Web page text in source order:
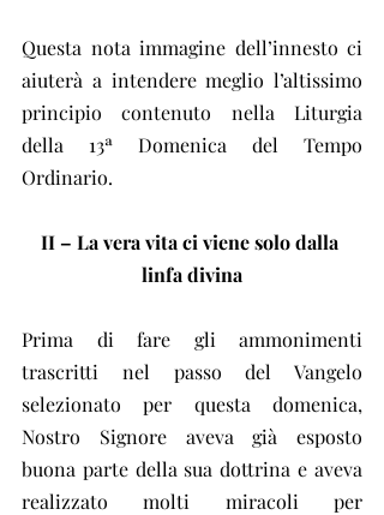
Questa nota immagine dell’innesto ci
aiuterà a intendere meglio l’altissimo
principio contenuto nella Liturgia
della 13ª Domenica del Tempo
Ordinario.
II – La vera vita ci viene solo dalla
linfa divina
Prima di fare gli ammonimenti
trascritti nel passo del Vangelo
selezionato per questa domenica,
Nostro Signore aveva già esposto
buona parte della sua dottrina e aveva
realizzato molti miracoli per